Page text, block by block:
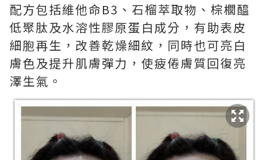
配方包括維他命B3、石榴萃取物、棕櫚醯
低聚肽及水溶性膠原蛋白成分，有助表皮
細胞再生，改善乾燥細紋，同時也可亮白
膚色及提升肌膚彈力，使疲倦膚質回復亮
澤生氣。